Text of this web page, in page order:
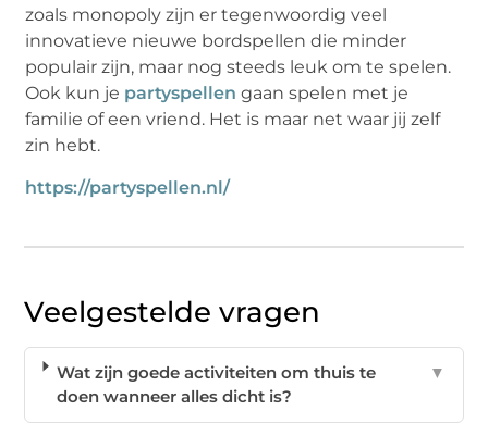
zoals monopoly zijn er tegenwoordig veel
innovatieve nieuwe bordspellen die minder
populair zijn, maar nog steeds leuk om te spelen.
Ook kun je partyspellen gaan spelen met je
familie of een vriend. Het is maar net waar jij zelf
zin hebt.
https://partyspellen.nl/
Veelgestelde vragen
Wat zijn goede activiteiten om thuis te
doen wanneer alles dicht is?
▼